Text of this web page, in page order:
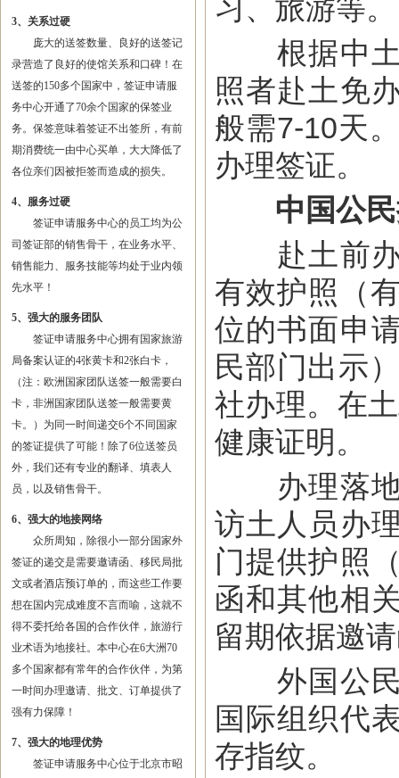
3、关系过硬
庞大的送签数量、良好的送签记
录营造了良好的使馆关系和口碑！在
送签的150多个国家中，签证申请服
务中心开通了70余个国家的保签业
务。保签意味着签证不出签所，有前
期消费统一由中心买单，大大降低了
各位亲们因被拒签而造成的损失。
4、服务过硬
签证申请服务中心的员工均为公
司签证部的销售骨干，在业务水平、
销售能力、服务技能等均处于业内领
先水平！
5、强大的服务团队
签证申请服务中心拥有国家旅游
局备案认证的4张黄卡和2张白卡，
（注：欧洲国家团队送签一般需要白
卡，非洲国家团队送签一般需要黄
卡。）为同一时间递交6个不同国家
的签证提供了可能！除了6位送签员
外，我们还有专业的翻译、填表人
员，以及销售骨干。
6、强大的地接网络
众所周知，除很小一部分国家外
签证的递交是需要邀请函、移民局批
文或者酒店预订单的，而这些工作要
想在国内完成难度不言而喻，这就不
得不委托给各国的合作伙伴，旅游行
业术语为地接社。本中心在6大洲70
多个国家都有常年的合作伙伴，为第
一时间办理邀请、批文、订单提供了
强有力保障！
7、强大的地理优势
签证申请服务中心位于北京市昭
习、旅游等。
根据中土
照者赴土免
般需7-10天
办理签证。
中国公
赴土前办
有效护照（
位的书面申
民部门出示
社办理。在
健康证明。
办理落地
访土人员办
门提供护照
函和其他相
留期依据邀
外国公民
国际组织代
存指纹。